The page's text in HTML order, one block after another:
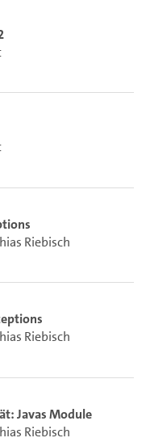
Riebisch
Riebisch
Javas Module
Riebisch